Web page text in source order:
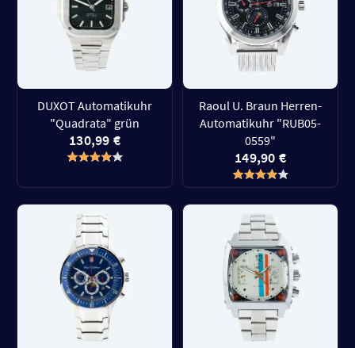
DUXOT Automatikuhr
"Quadrata" grün
130,99 €
Raoul U. Braun Herren-
Automatikuhr "RUB05-
0559"
149,90 €